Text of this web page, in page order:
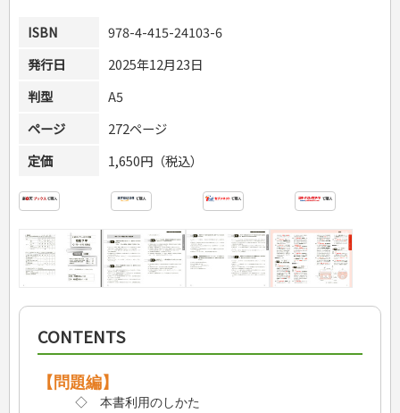
ISBN
978-4-415-24103-6
発行日
2025年12月23日
判型
A5
ページ
272ページ
定価
1,650円（税込）
CONTENTS
【問題編】
◇ 本書利用のしかた